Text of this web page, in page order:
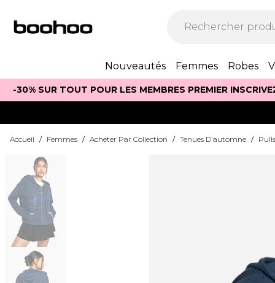
Nouveautés Femmes Robes
-30% SUR TOUT POUR LES MEMBRES PREMIER
Accueil / Femmes / Acheter Par Collection / Tenues D'automne /